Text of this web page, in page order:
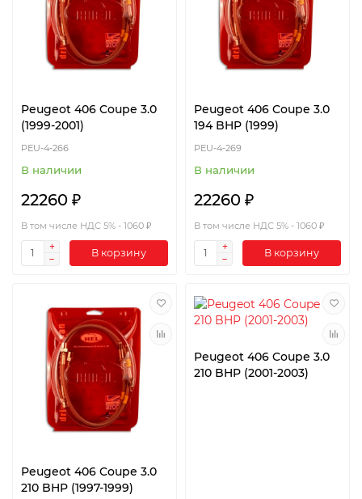
Peugeot 406 Coupe 3.0
(1999-2001)
PEU-4-266
В наличии
22260 ₽
В том числе НДС 5% - 1060 ₽
В корзину
Peugeot 406 Coupe 3.0
194 BHP (1999)
PEU-4-269
В наличии
22260 ₽
В том числе НДС 5% - 1060 ₽
В корзину
Peugeot 406 Coupe 3.0
210 BHP (1997-1999)
Peugeot 406 Coupe 3.0
210 BHP (2001-2003)